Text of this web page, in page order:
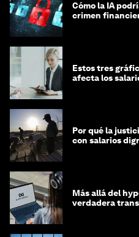
Cómo la IA
crimen
Estos tres
afecta los
Por qué la
con salarios
Más allá del
verdadera